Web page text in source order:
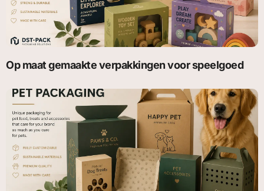
Op maat gemaakte verpakkingen voor speelgoed